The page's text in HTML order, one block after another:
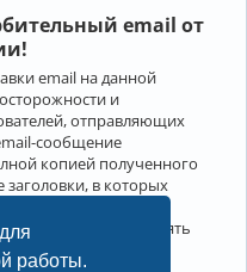
работы.
email от
email на данной
и
отправляющих
сообщение
копией полученного
в которых
в этом случае принять